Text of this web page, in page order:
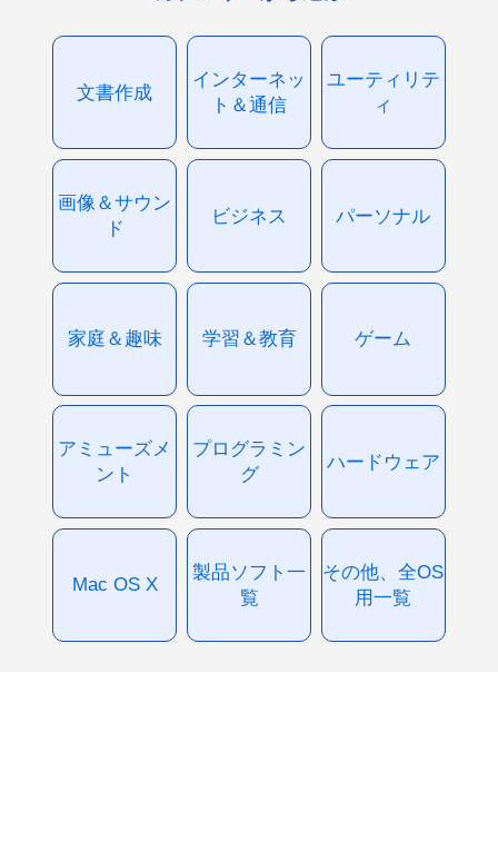
文書作成
インターネッ
ト＆通信
ユーティリテ
ィ
画像＆サウン
ド
ビジネス パーソナル
家庭＆趣味 学習＆教育 ゲーム
アミューズメ
ント
プログラミン
グ
ハードウェア
Mac OS X
製品ソフト一
覧
その他、全OS
用一覧